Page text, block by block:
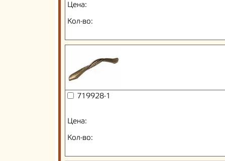
Цена:
Кол-во:
719928-1
Цена:
Кол-во: